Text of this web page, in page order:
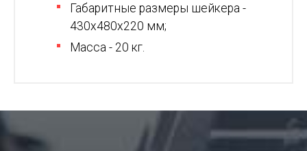
Габаритные размеры шейкера -
430х480х220 мм;
Масса - 20 кг.